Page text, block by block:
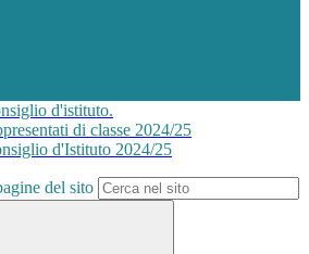
d'istituto.
di classe 2024/25
d'Istituto 2024/25
del sito